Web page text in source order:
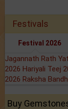
Festivals
Festival 2026
Jagannath Rath
2026 Hariyali Teej
2026 Raksha
Buy